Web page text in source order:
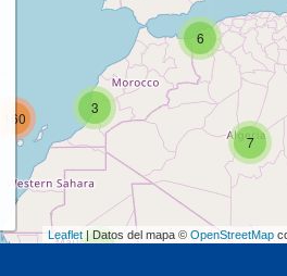
2
7
3
160
6
Leaflet | Datos del mapa © OpenStreetMap